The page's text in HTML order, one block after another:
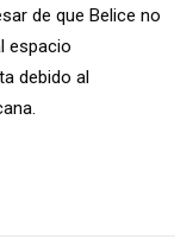
de que Belice no
espacio
debido al